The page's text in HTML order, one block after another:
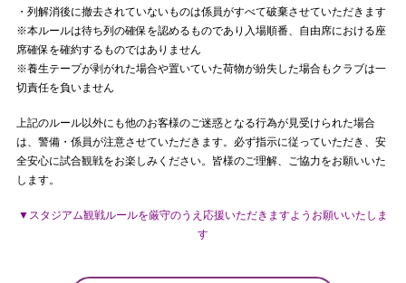
・列解消後に撤去されていないものは係員がすべて破棄させていただきます
※本ルールは待ち列の確保を認めるものであり入場順番、自由席における座
席確保を確約するものではありません
※養生テープが剥がれた場合や置いていた荷物が紛失した場合もクラブは一
切責任を負いません
上記のルール以外にも他のお客様のご迷惑となる行為が見受けられた場合
は、警備・係員が注意させていただきます。必ず指示に従っていただき、安
全安心に試合観戦をお楽しみください。皆様のご理解、ご協力をお願いいた
します。
▼スタジアム観戦ルールを厳守のうえ応援いただきますようお願いいたしま
す